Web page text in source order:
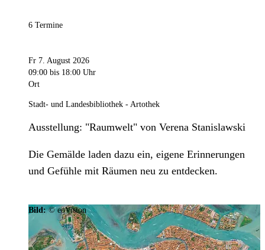
6 Termine
Fr 7. August 2026
09:00 bis 18:00 Uhr
Ort
Stadt- und Landesbibliothek - Artothek
Ausstellung: "Raumwelt" von Verena Stanislawski
Die Gemälde laden dazu ein, eigene Erinnerungen
und Gefühle mit Räumen neu zu entdecken.
Bild:© eoVision